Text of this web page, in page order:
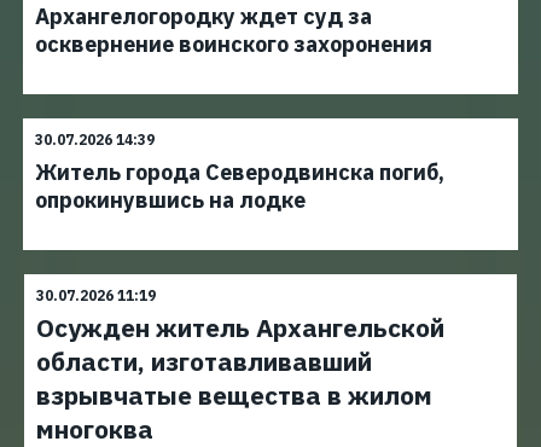
Архангелогородку ждет суд за
осквернение воинского захоронения
30.07.2026 14:39
Житель города Северодвинска погиб,
опрокинувшись на лодке
30.07.2026 11:19
Осужден житель Архангельской
области, изготавливавший
взрывчатые вещества в жилом
многоква